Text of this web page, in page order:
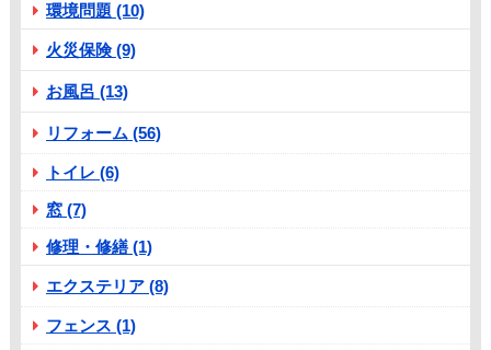
環境問題 (10)
火災保険 (9)
お風呂 (13)
リフォーム (56)
トイレ (6)
窓 (7)
修理・修繕 (1)
エクステリア (8)
フェンス (1)